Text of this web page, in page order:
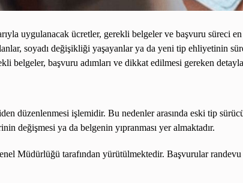
uygulanacak ücretler, gerekli belgeler ve başvuru süreci
soyadı değişikliği yaşayanlar ya da yeni tip ehliyetinin
belgeler, başvuru adımları ve dikkat edilmesi gereken
düzenlenmesi işlemidir. Bu nedenler arasında eski tip
değişmesi ya da belgenin yıpranması yer almaktadır.
Müdürlüğü tarafından yürütülmektedir. Başvurular